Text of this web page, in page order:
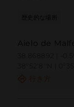
Aielo de